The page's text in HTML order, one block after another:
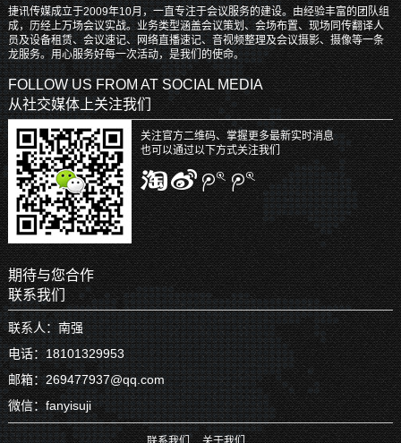
捷讯传媒成立于2009年10月，一直专注于会议服务的建设。由经验丰富的团队组
成，历经上万场会议实战。业务类型涵盖会议策划、会场布置、现场同传翻译人
员及设备租赁、会议速记、网络直播速记、音视频整理及会议摄影、摄像等一条
龙服务。用心服务好每一次活动，是我们的使命。
FOLLOW US FROM AT SOCIAL MEDIA
从社交媒体上关注我们
关注官方二维码、掌握更多最新实时消息
也可以通过以下方式关注我们
期待与您合作
联系我们
联系人：南强
电话：18101329953
邮箱：269477937@qq.com
微信：fanyisuji